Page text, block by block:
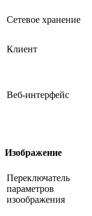
Сетевое хранение
Клиент
Веб-интерфейс
Изображение
Переключатель
параметров
изоображения